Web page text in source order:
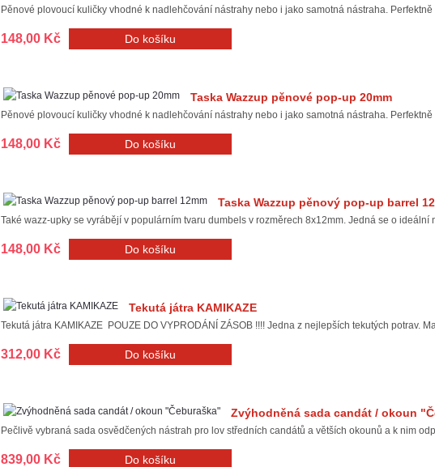
Pěnové plovoucí kuličky vhodné k nadlehčování nástrahy nebo i jako samotná nástraha.
148,00 Kč
Taska Wazzup pěnové pop-up 20mm
Pěnové plovoucí kuličky vhodné k nadlehčování nástrahy nebo i jako samotná nástraha.
148,00 Kč
Taska Wazzup pěnový pop-up barrel
Také wazz-upky se vyrábějí v populárním tvaru dumbels v rozměrech 8x12mm. Jedná se o ideální
148,00 Kč
Tekutá játra KAMIKAZE
Tekutá játra KAMIKAZE POUZE DO VYPRODÁNÍ ZÁSOB !!!! Jedna z nejlepších tekutých potrav.
312,00 Kč
Zvýhodněná sada candát / okoun
Pečlivě vybraná sada osvědčených nástrah pro lov středních candátů a větších okounů a k nim
839,00 Kč